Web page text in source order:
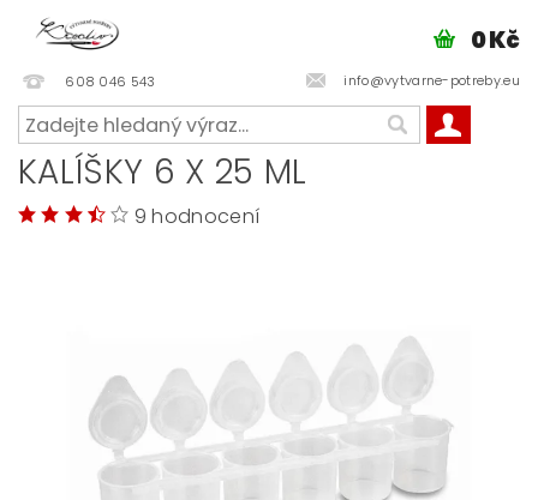
608 046 543 info@vytvarne-potreby.eu
0 Kč
KALÍŠKY 6 X 25 ML
9 hodnocení